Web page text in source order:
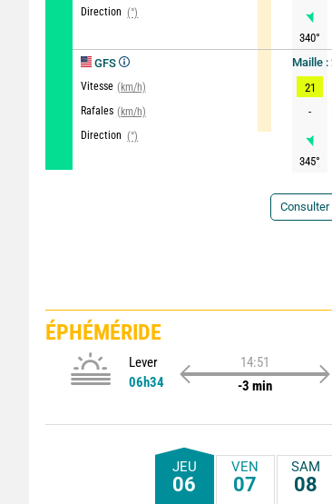
Direction (°)
GFS
Vitesse (km/h)
Rafales (km/h)
Direction (°)
340°
Maille :
21
-
345°
ÉPHÉMÉRIDE
Lever
06h34
14:51
-3 min
JEU
06
VEN
07
SAM
08